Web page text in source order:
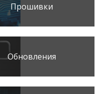
Прошивки
Обновления